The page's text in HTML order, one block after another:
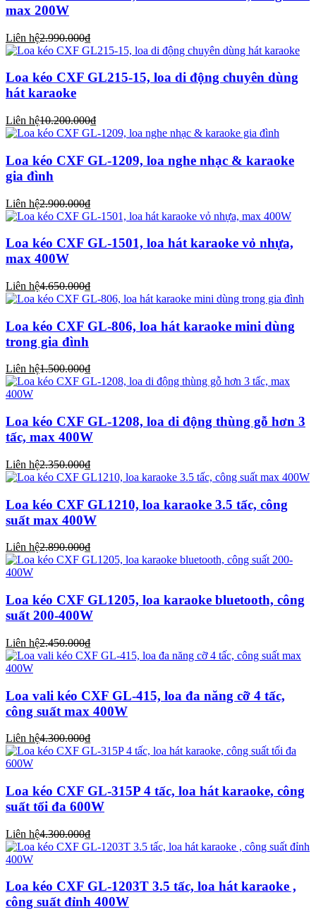
max 200W
Liên hệ2.990.000₫
Loa kéo CXF GL215-15, loa di động chuyên dùng
hát karaoke
Liên hệ10.200.000₫
Loa kéo CXF GL-1209, loa nghe nhạc & karaoke
gia đình
Liên hệ2.900.000₫
Loa kéo CXF GL-1501, loa hát karaoke vỏ nhựa,
max 400W
Liên hệ4.650.000₫
Loa kéo CXF GL-806, loa hát karaoke mini dùng
trong gia đình
Liên hệ1.500.000₫
Loa kéo CXF GL-1208, loa di động thùng gỗ hơn 3
tấc, max 400W
Liên hệ2.350.000₫
Loa kéo CXF GL1210, loa karaoke 3.5 tấc, công
suất max 400W
Liên hệ2.890.000₫
Loa kéo CXF GL1205, loa karaoke bluetooth, công
suất 200-400W
Liên hệ2.450.000₫
Loa vali kéo CXF GL-415, loa đa năng cỡ 4 tấc,
công suất max 400W
Liên hệ4.300.000₫
Loa kéo CXF GL-315P 4 tấc, loa hát karaoke, công
suất tối đa 600W
Liên hệ4.300.000₫
Loa kéo CXF GL-1203T 3.5 tấc, loa hát karaoke ,
công suất đỉnh 400W